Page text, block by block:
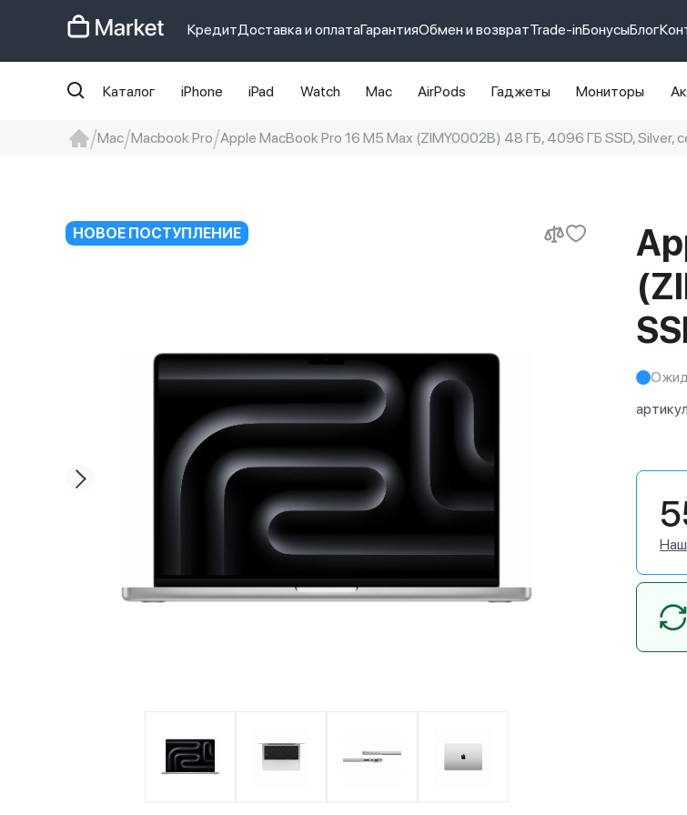
КредитДоставка и оплатаГарантияОбмен и возвратTrade-inБонусыБлог
Каталог iPhone iPad Watch Mac AirPods Гаджеты Мониторы
Mac Macbook Pro Apple MacBook Pro 16 M5 Max (ZIMY0002B) 48 ГБ, 4096 ГБ SSD, Silver,
НОВОЕ ПОСТУПЛЕНИЕ